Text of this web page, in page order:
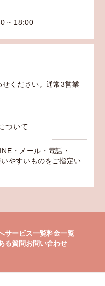
~ 18:00
せください。通常3営業
ついて
・メール・電話・
やすいものをご指定い
サービス一覧料金一覧
る質問お問い合わせ